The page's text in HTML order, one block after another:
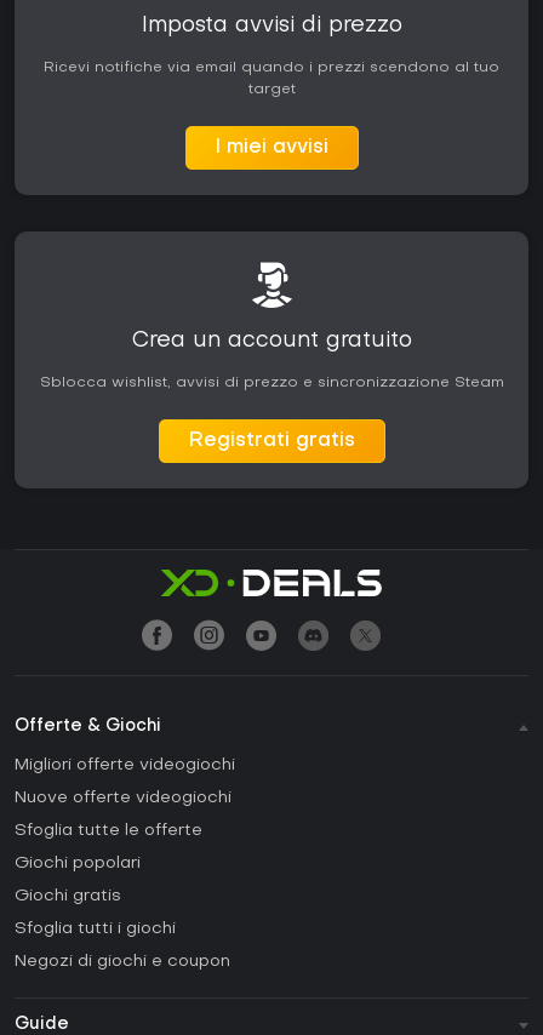
Imposta avvisi di prezzo
Ricevi notifiche via email quando i prezzi scendono al tuo
target
I miei avvisi
Crea un account gratuito
Sblocca wishlist, avvisi di prezzo e sincronizzazione Steam
Registrati gratis
Offerte & Giochi
Migliori offerte videogiochi
Nuove offerte videogiochi
Sfoglia tutte le offerte
Giochi popolari
Giochi gratis
Sfoglia tutti i giochi
Negozi di giochi e coupon
Guide